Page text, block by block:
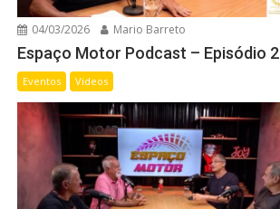
04/03/2026 Mario Barreto
Espaço Motor Podcast – Episódio 2
Eventos Videos